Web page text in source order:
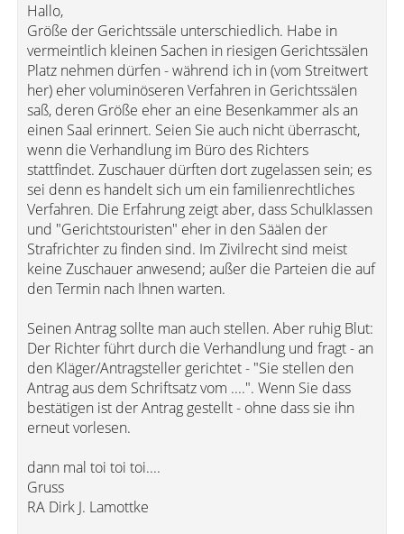
Hallo,
Größe der Gerichtssäle unterschiedlich. Habe in
vermeintlich kleinen Sachen in riesigen Gerichtssälen
Platz nehmen dürfen - während ich in (vom Streitwert
her) eher voluminöseren Verfahren in Gerichtssälen
saß, deren Größe eher an eine Besenkammer als an
einen Saal erinnert. Seien Sie auch nicht überrascht,
wenn die Verhandlung im Büro des Richters
stattfindet. Zuschauer dürften dort zugelassen sein; es
sei denn es handelt sich um ein familienrechtliches
Verfahren. Die Erfahrung zeigt aber, dass Schulklassen
und "Gerichtstouristen" eher in den Säälen der
Strafrichter zu finden sind. Im Zivilrecht sind meist
keine Zuschauer anwesend; außer die Parteien die auf
den Termin nach Ihnen warten.
Seinen Antrag sollte man auch stellen. Aber ruhig Blut:
Der Richter führt durch die Verhandlung und fragt - an
den Kläger/Antragsteller gerichtet - "Sie stellen den
Antrag aus dem Schriftsatz vom ....". Wenn Sie dass
bestätigen ist der Antrag gestellt - ohne dass sie ihn
erneut vorlesen.
dann mal toi toi toi....
Gruss
RA Dirk J. Lamottke